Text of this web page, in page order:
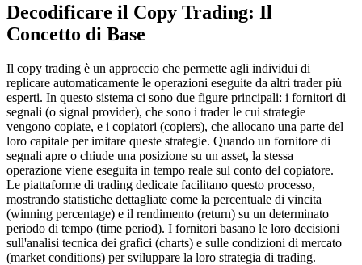
Decodificare il Copy Trading: Il
Concetto di Base
Il copy trading è un approccio che permette agli individui di
replicare automaticamente le operazioni eseguite da altri trader più
esperti. In questo sistema ci sono due figure principali: i fornitori di
segnali (o signal provider), che sono i trader le cui strategie
vengono copiate, e i copiatori (copiers), che allocano una parte del
loro capitale per imitare queste strategie. Quando un fornitore di
segnali apre o chiude una posizione su un asset, la stessa
operazione viene eseguita in tempo reale sul conto del copiatore.
Le piattaforme di trading dedicate facilitano questo processo,
mostrando statistiche dettagliate come la percentuale di vincita
(winning percentage) e il rendimento (return) su un determinato
periodo di tempo (time period). I fornitori basano le loro decisioni
sull'analisi tecnica dei grafici (charts) e sulle condizioni di mercato
(market conditions) per sviluppare la loro strategia di trading.